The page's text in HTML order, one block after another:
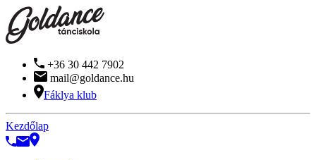
+36 30 442 7902
mail@goldance.hu
Fáklya klub
Kezdőlap